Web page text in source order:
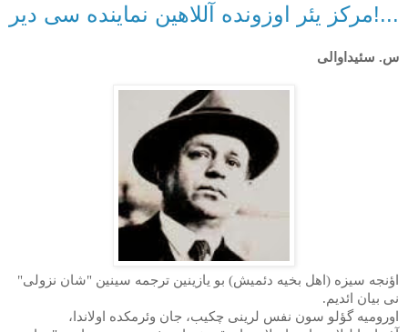
مرکز یئر اوزونده آللاهین نماینده سی دیر!...
س. سئیداوالی
اؤنجه سیزه (اهل بخیه دئمیش) بو یازینین ترجمه سینین "شان نزولی"
نی بیان ائدیم.
اورومیه گؤلو سون نفس لرینی چکیب، جان وئرمکده اولاندا،